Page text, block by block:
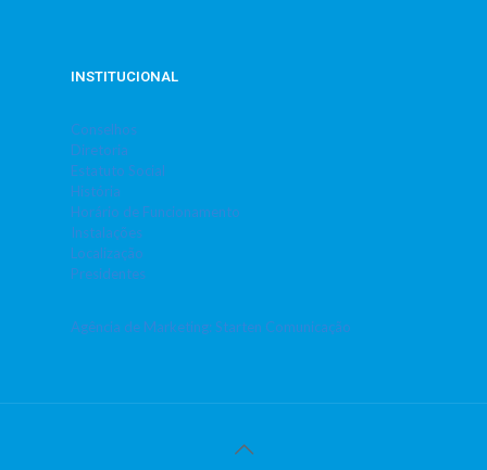
INSTITUCIONAL
Conselhos
Diretoria
Estatuto Social
História
Horário de Funcionamento
Instalações
Localização
Presidentes
Agência de Marketing: Starten Comunicação